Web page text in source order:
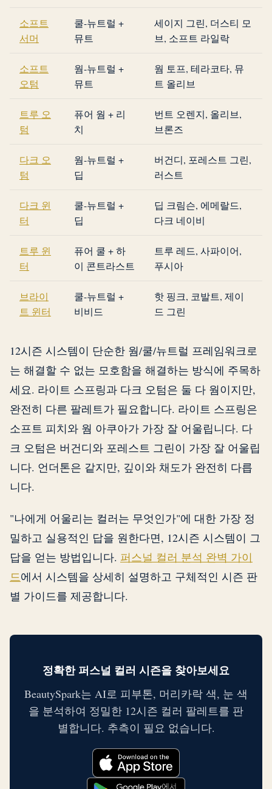
소프트
서머
쿨-뉴트럴 +
뮤트
세이지 그린, 더스티 모
브, 소프트 라일락
소프트
오텀
웜-뉴트럴 +
뮤트
웜 토프, 테라코타, 뮤
트 올리브
트루 오
텀
퓨어 웜 + 리
치
번트 오렌지, 올리브,
브론즈
다크 오
텀
웜-뉴트럴 +
딥
버건디, 포레스트 그린,
러스트
다크 윈
터
쿨-뉴트럴 +
딥
딥 크림슨, 에메랄드,
다크 네이비
트루 윈
터
퓨어 쿨 + 하
이 콘트라스트
트루 레드, 사파이어,
푸시아
브라이
트 윈터
쿨-뉴트럴 +
비비드
핫 핑크, 코발트, 제이
드 그린
12시즌 시스템이 단순한 웜/쿨/뉴트럴 프레임워크로
는 해결할 수 없는 모호함을 해결하는 방식에 주목하
세요. 라이트 스프링과 다크 오텀은 둘 다 웜이지만,
완전히 다른 팔레트가 필요합니다. 라이트 스프링은
소프트 피치와 웜 아쿠아가 가장 잘 어울립니다. 다
크 오텀은 버건디와 포레스트 그린이 가장 잘 어울립
니다. 언더톤은 같지만, 깊이와 채도가 완전히 다릅
니다.
"나에게 어울리는 컬러는 무엇인가"에 대한 가장 정
밀하고 실용적인 답을 원한다면, 12시즌 시스템이 그
답을 얻는 방법입니다. 퍼스널 컬러 분석 완벽 가이
드에서 시스템을 상세히 설명하고 구체적인 시즌 판
별 가이드를 제공합니다.
정확한 퍼스널 컬러 시즌을 찾아보세요
BeautySpark는 AI로 피부톤, 머리카락 색, 눈 색
을 분석하여 정밀한 12시즌 컬러 팔레트를 판
별합니다. 추측이 필요 없습니다.